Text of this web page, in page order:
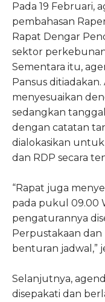
Pada 19 Februari,
pembahasan
Rapat Dengar
sektor
Sementara itu,
Pansus
menyesuaikan
sedangkan
dengan catatan
dialokasikan
dan RDP secara
“Rapat juga
pada pukul 09.00
pengaturannya
Perpustakaan
benturan jadwal,”
Selanjutnya,
disepakati dan